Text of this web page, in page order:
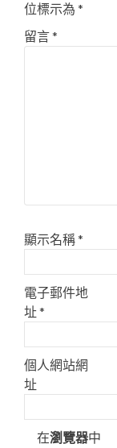
位標示為 *
留言*
顯示名稱*
電子郵件地
址*
個人網站網
址
在瀏覽器中